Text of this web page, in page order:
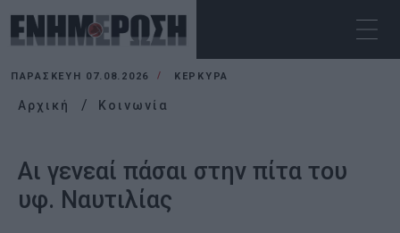
ΠΑΡΑΣΚΕΥΉ 07.08.2026 ΚΕΡΚΥΡΑ
Αρχική Κοινωνία
Αι γενεαί πάσαι στην πίτα του
υφ. Ναυτιλίας